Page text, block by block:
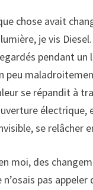
chose avait
je vis
pendant
peu
se répandit à
électrique,
se relâcher
moi, des
pas appeler